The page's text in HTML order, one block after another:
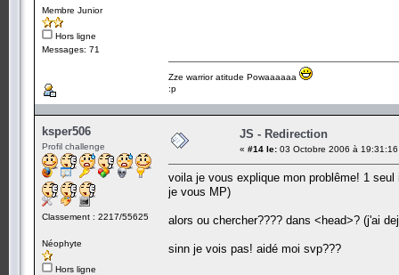
Membre Junior
Hors ligne
Messages: 71
Zze warrior atitude Powaaaaaa
:p
ksper506
Profil challenge
Classement : 2217/55625
Néophyte
Hors ligne
JS - Redirection
« #14 le: 03 Octobre 2006 à
voila je vous explique mon problême! 1
je vous MP)
alors ou chercher???? dans <head>? (j'ai
sinn je vois pas! aidé moi svp???